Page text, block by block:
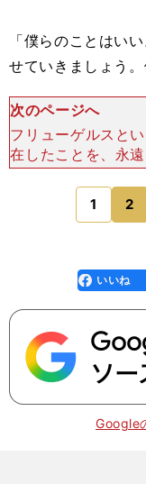
「僕らのことはい
せていきましょう。
次のページへ
フリューゲルスと
在したことを、永
最後まで強さを見
見せつけることで
ム
1 2
faceboo
k
いいね
Google